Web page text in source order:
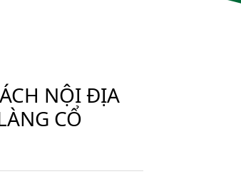
NỘI ĐỊA
CỔ